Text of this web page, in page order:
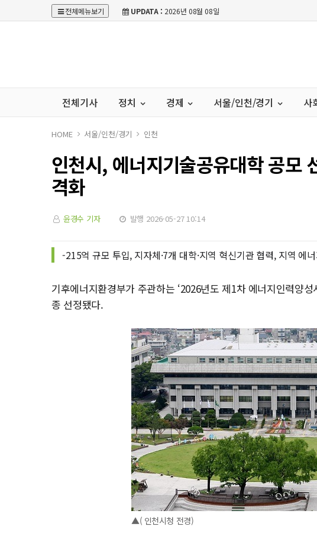
전체메뉴보기 UPDATA : 2026년 08월 08일
전체기사 정치 경제 서울/인천/경기 사
HOME 서울/인천/경기 인천
인천시, 에너지기술공유대학 공
격화
윤경수 기자 발행 2026-05-27 10:14
-215억 규모 투입, 지자체·7개 대학·지역 혁신기관 협력, 지역 에
기후에너지환경부가 주관하는 ‘2026년도 제1차 에너지인력양
종 선정됐다.
▲( 인천시청 전경)